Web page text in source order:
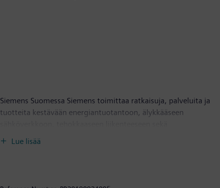
Siemens Suomessa Siemens toimittaa ratkaisuja, palveluita ja
tuotteita kestävään energiantuotantoon, älykkääseen
Lue lisää